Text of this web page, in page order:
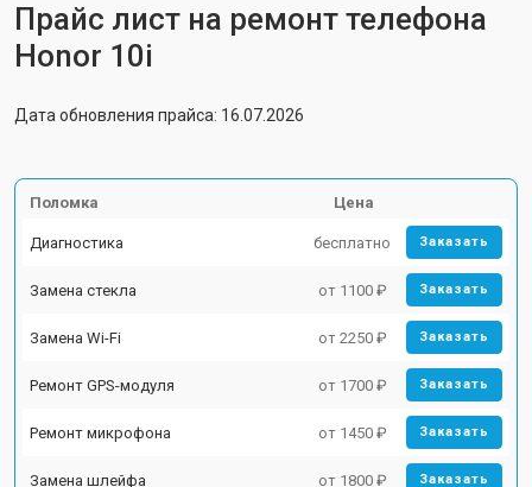
Прайс лист на ремонт телефона
Honor 10i
Дата обновления прайса: 16.07.2026
Поломка Цена
Диагностика бесплатно Заказать
Замена стекла от 1100 ₽ Заказать
Замена Wi-Fi от 2250 ₽ Заказать
Ремонт GPS-модуля от 1700 ₽ Заказать
Ремонт микрофона от 1450 ₽ Заказать
Замена шлейфа от 1800 ₽ Заказать